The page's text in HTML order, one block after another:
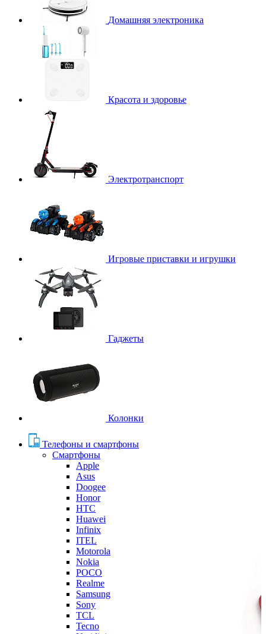
Домашняя электроника
Красота и здоровье
Электротранспорт
Игровые приставки и игрушки
Гаджеты
Колонки
Телефоны и смартфоны
Смартфоны
Apple
Asus
Doogee
Honor
HTC
Huawei
Infinix
ITEL
Motorola
Nokia
POCO
Realme
Samsung
Sony
TCL
Tecno